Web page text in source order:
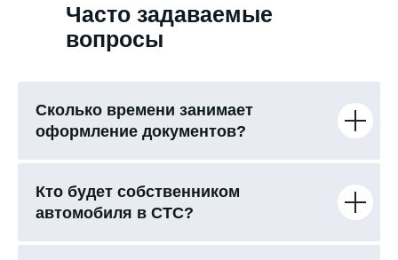
Часто задаваемые
вопросы
Сколько времени занимает
оформление документов?
Кто будет собственником
автомобиля в СТС?